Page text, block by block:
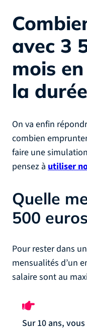
avec 3
mois
la
On va enfin
combien
faire une
pensez à utiliser
Quelle
500
Pour rester dans
mensualités d’un
salaire sont au
Sur 10 ans,